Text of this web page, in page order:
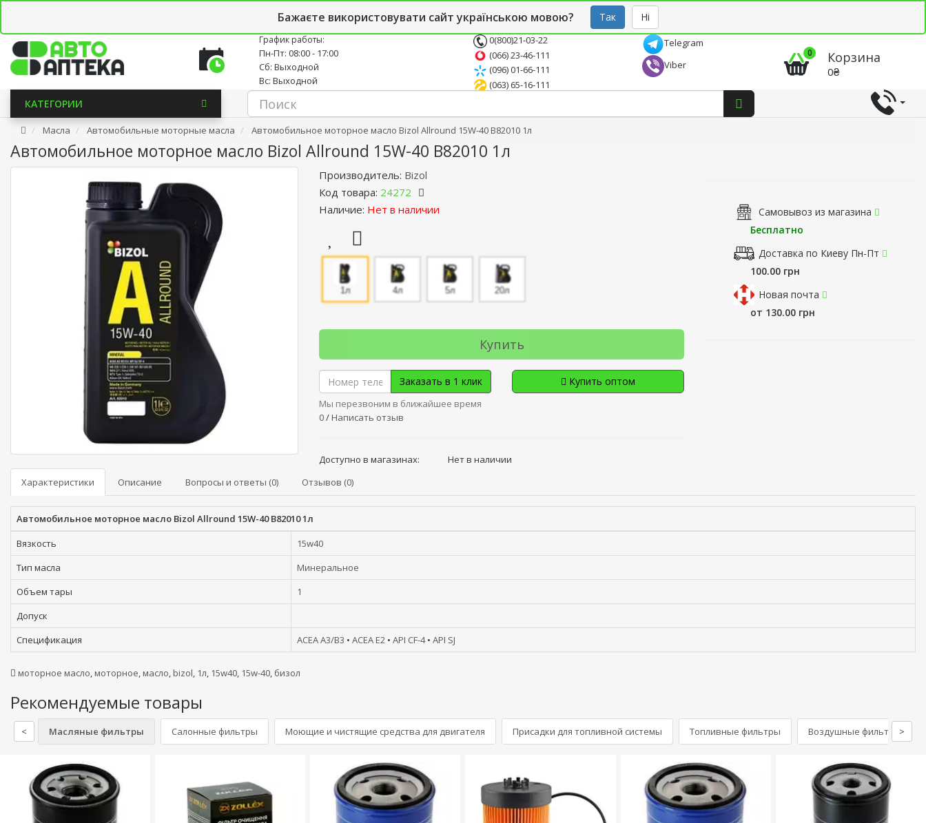
Бажаєте використовувати сайт українською мовою? Так Ні
Новостной блог Опт СТО
График работы:
Пн-Пт: 08:00 - 17:00
Сб: Выходной
Вс: Выходной
0(800)21-03-22
(066) 23-46-111
(096) 01-66-111
(063) 65-16-111
Telegram
Viber
0 Корзина
0₴
КАТЕГОРИИ
Масла Автомобильные моторные масла Автомобильное моторное масло Bizol Allround 15W-40 B82010 1л
Автомобильное моторное масло Bizol Allround 15W-40 B82010 1л
Производитель: Bizol
Код товара: 24272
Наличие: Нет в наличии
1л 4л 5л 20л
Купить
Заказать в 1 клик
Мы перезвоним в ближайшее время
Купить оптом
0/ Написать отзыв
Доступно в магазинах: Нет в наличии
Самовывоз из магазина
Бесплатно
Доставка по Киеву Пн-Пт
100.00 грн
Новая почта
от 130.00 грн
Характеристики Описание Вопросы и ответы (0) Отзывов (0)
Автомобильное моторное масло Bizol Allround 15W-40 B82010 1л
Вязкость
15w40
Тип масла
Минеральное
Объем тары
1
Допуск
Спецификация
ACEA A3/B3 • ACEA E2 • API CF-4• API SJ
моторное масло, моторное, масло, bizol, 1л, 15w40, 15w-40, бизол
Рекомендуемые товары
< Масляные фильтры Салонные фильтры Моющие и чистящие средства для двигателя Присадки для топливной системы Топливные фильтры Воздушные фильтры>